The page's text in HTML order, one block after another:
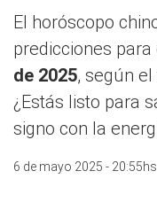
El horóscopo
predicciones para
de 2025, según
¿Estás listo para
signo con la
6 de mayo 2025 - 20:55hs